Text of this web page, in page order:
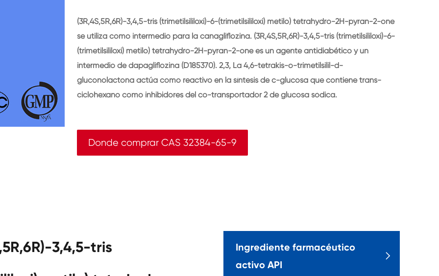
(3R,4S,5R,6R)-3,4,5-tris (trimetilsililoxi)-6-(trimetilsililoxi) metilo) tetrahydro-2H-pyran-2-one
se utiliza como intermedio para la canagliflozina. (3R,4S,5R,6R)-3,4,5-tris (trimetilsililoxi)-6-
(trimetilsililoxi) metilo) tetrahydro-2H-pyran-2-one es un agente antidiabético y un
intermedio de dapagliflozina (D185370). 2,3, La 4,6-tetrakis-o-trimetilsilil-d-
gluconolactona actúa como reactivo en la síntesis de c-glucosa que contiene trans-
ciclohexano como inhibidores del co-transportador 2 de glucosa sódica.
Donde comprar CAS 32384-65-9
3,4,5-tris
Ingrediente farmacéutico
activo API
